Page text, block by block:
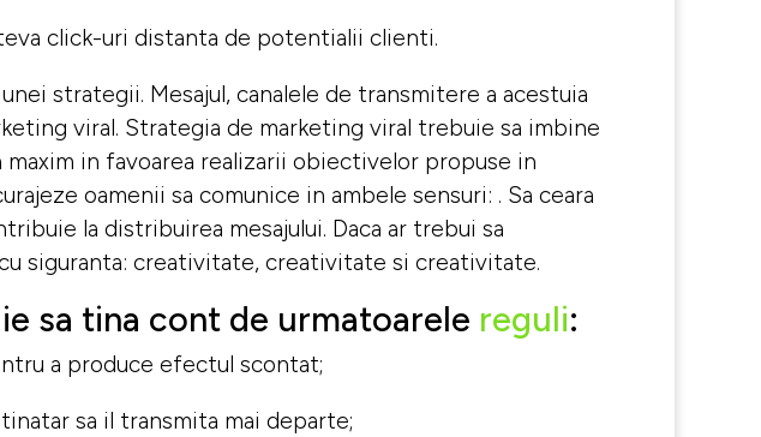
click-uri distanta de potentialii clienti.
strategii. Mesajul, canalele de transmitere a acestuia
viral. Strategia de marketing viral trebuie sa imbine
in favoarea realizarii obiectivelor propuse in
oamenii sa comunice in ambele sensuri: . Sa ceara
la distribuirea mesajului. Daca ar trebui sa
siguranta: creativitate, creativitate si creativitate.
sa tina cont de urmatoarele reguli:
a produce efectul scontat;
sa il transmita mai departe;